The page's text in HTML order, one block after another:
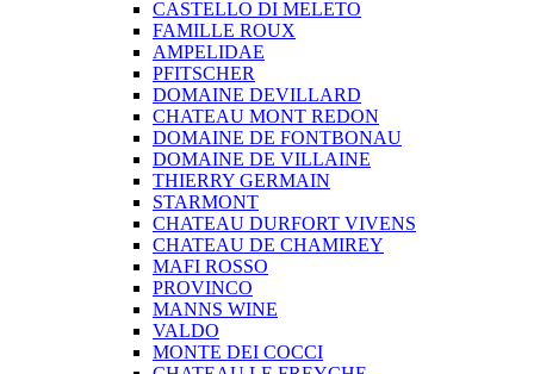
CASTELLO DI MELETO
FAMILLE ROUX
AMPELIDAE
PFITSCHER
DOMAINE DEVILLARD
CHATEAU MONT REDON
DOMAINE DE FONTBONAU
DOMAINE DE VILLAINE
THIERRY GERMAIN
STARMONT
CHATEAU DURFORT VIVENS
CHATEAU DE CHAMIREY
MAFI ROSSO
PROVINCO
MANNS WINE
VALDO
MONTE DEI COCCI